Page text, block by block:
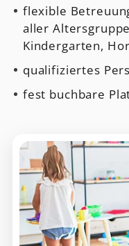
flexible
aller
Kindergarten,
qualifiziertes
fest buchbare